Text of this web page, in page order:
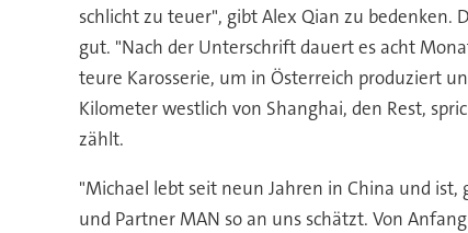
schlicht zu teuer", gibt Alex Qian zu
gut. "Nach der Unterschrift dauert es acht
teure Karosserie, um in Österreich produziert
Kilometer westlich von Shanghai, den Rest,
zählt.
"Michael lebt seit neun Jahren in China und ist,
und Partner MAN so an uns schätzt. Von